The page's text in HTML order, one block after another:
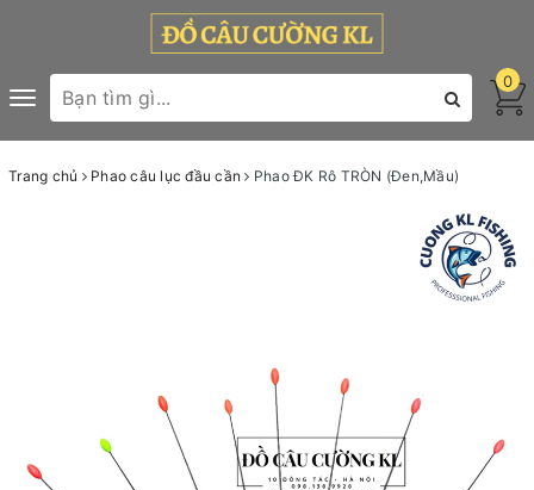
Toggle
navigation
0
Trang chủ Phao câu lục đầu cần Phao ĐK Rô TRÒN (Đen,Mầu)